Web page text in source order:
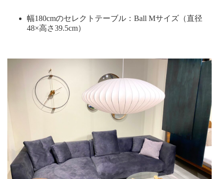
幅180cmのセレクトテーブル：Ball Mサイズ（直径
48×高さ39.5cm）